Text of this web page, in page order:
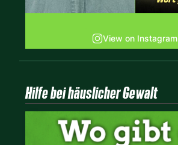
View on Instagram
Hilfe bei häuslicher Gewalt